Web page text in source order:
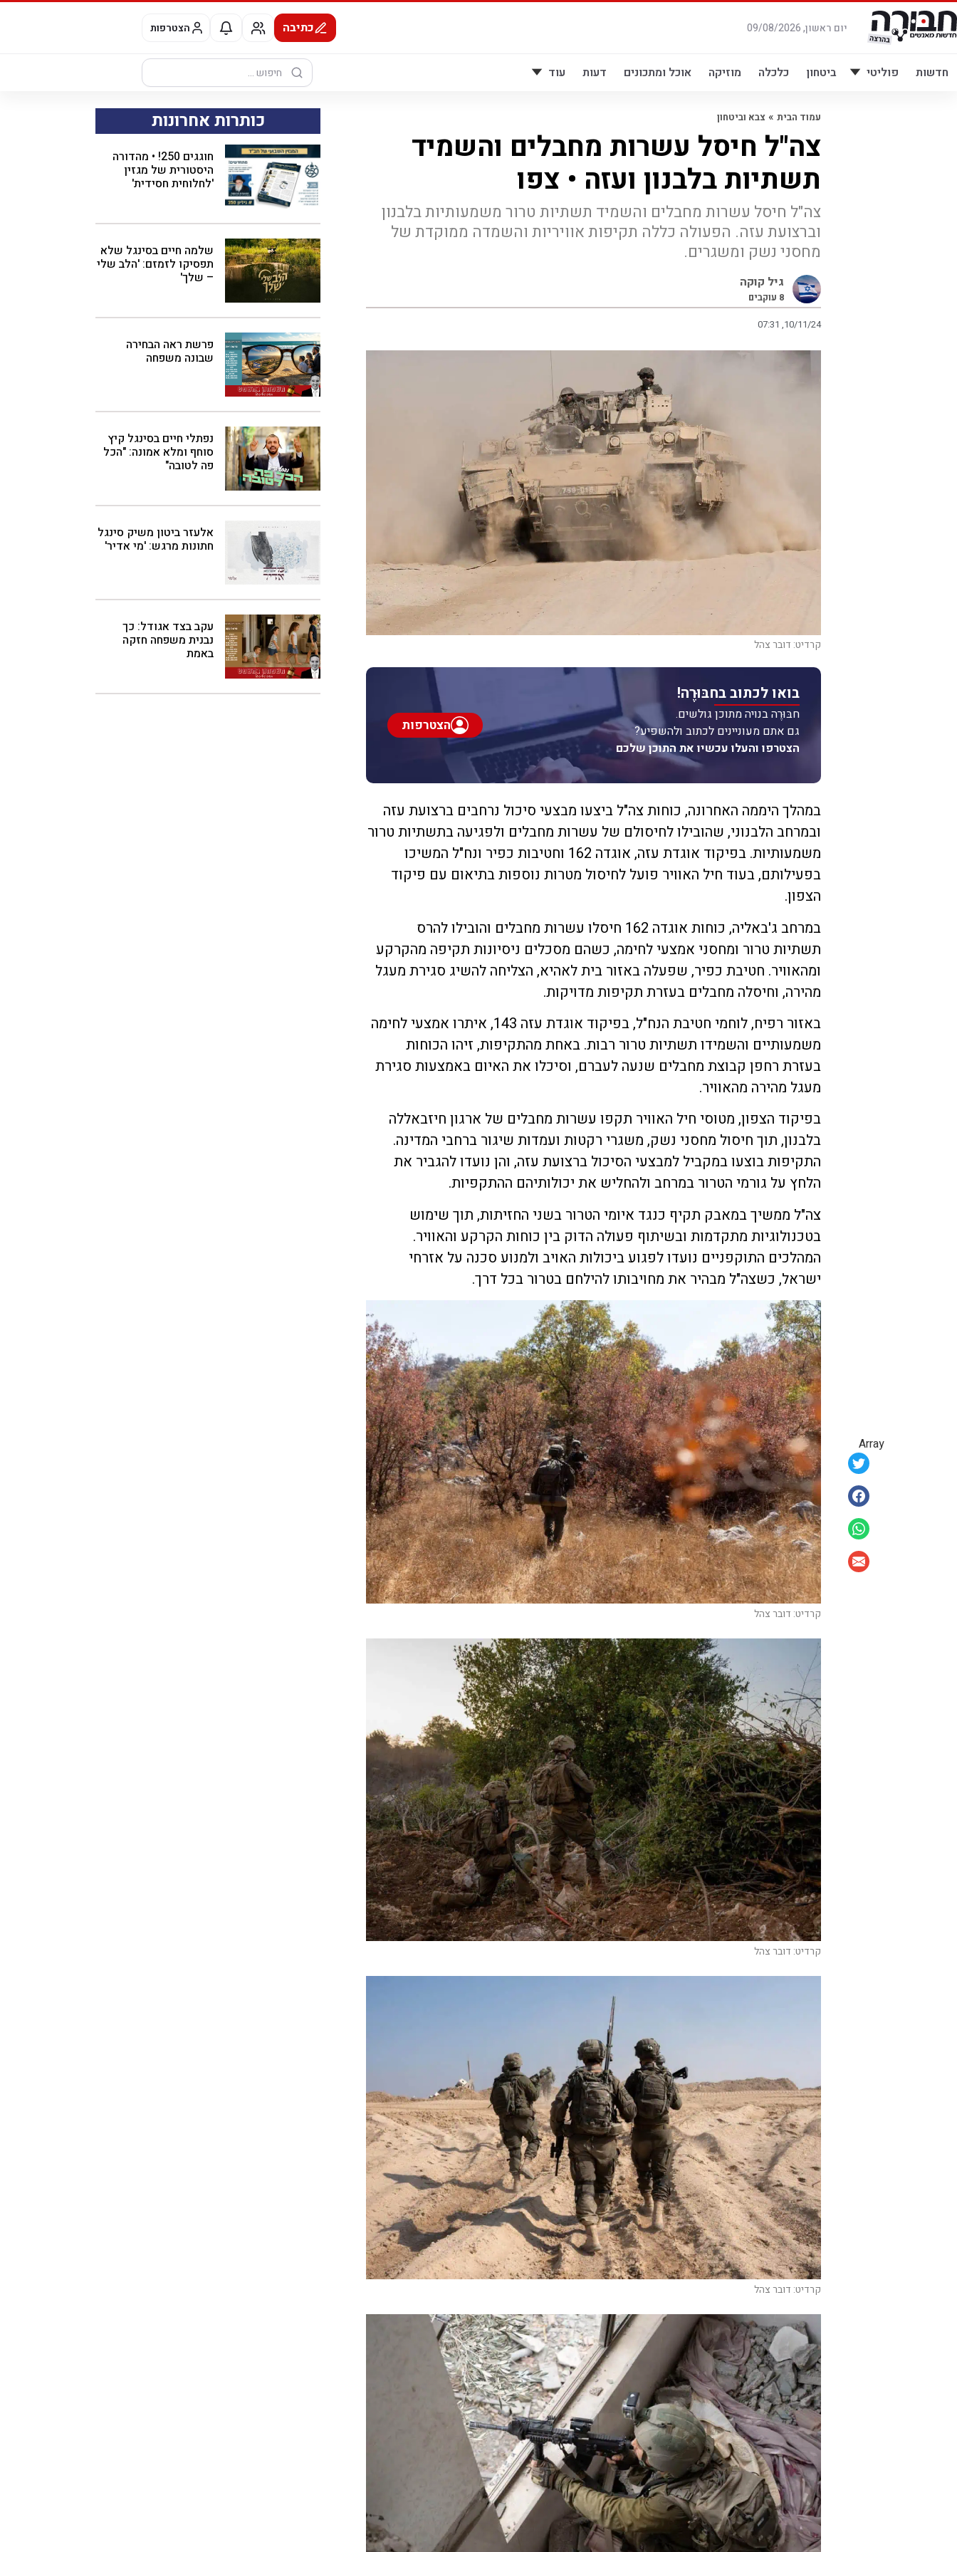
דלג
לתוכן
יום ראשון, 09/08/2026 כתיבה הצטרפות
חדשות פוליטי ביטחון כלכלה מוזיקה אוכל ומתכונים דעות עוד
חיפוש:
Array
עמוד הבית » צבא וביטחון
צה"ל חיסל עשרות מחבלים והשמיד
תשתיות בלבנון ועזה • צפו
צה"ל חיסל עשרות מחבלים והשמיד תשתיות טרור משמעותיות בלבנון
וברצועת עזה. הפעולה כללה תקיפות אוויריות והשמדה ממוקדת של
מחסני נשק ומשגרים.
גיל קוקה
8 עוקבים
07:31 ,10/11/24
קרדיט: דובר צהל
בואו לכתוב בחבּוּרֶה!
חבּוּרֶה בנויה מתוכן גולשים.
גם אתם מעוניינים לכתוב ולהשפיע?
הצטרפו והעלו עכשיו את התוכן שלכם
הצטרפות
במהלך היממה האחרונה, כוחות צה"ל ביצעו מבצעי סיכול נרחבים ברצועת עזה
ובמרחב הלבנוני, שהובילו לחיסולם של עשרות מחבלים ולפגיעה בתשתיות טרור
משמעותיות. בפיקוד אוגדת עזה, אוגדה 162 וחטיבות כפיר ונח"ל המשיכו
בפעילותם, בעוד חיל האוויר פועל לחיסול מטרות נוספות בתיאום עם פיקוד
הצפון.
במרחב ג'באליה, כוחות אוגדה 162 חיסלו עשרות מחבלים והובילו להרס
תשתיות טרור ומחסני אמצעי לחימה, כשהם מסכלים ניסיונות תקיפה מהקרקע
ומהאוויר. חטיבת כפיר, שפעלה באזור בית לאהיא, הצליחה להשיג סגירת מעגל
מהירה, וחיסלה מחבלים בעזרת תקיפות מדויקות.
באזור רפיח, לוחמי חטיבת הנח"ל, בפיקוד אוגדת עזה 143, איתרו אמצעי לחימה
משמעותיים והשמידו תשתיות טרור רבות. באחת מהתקיפות, זיהו הכוחות
בעזרת רחפן קבוצת מחבלים שנעה לעברם, וסיכלו את האיום באמצעות סגירת
מעגל מהירה מהאוויר.
בפיקוד הצפון, מטוסי חיל האוויר תקפו עשרות מחבלים של ארגון חיזבאללה
בלבנון, תוך חיסול מחסני נשק, משגרי רקטות ועמדות שיגור ברחבי המדינה.
התקיפות בוצעו במקביל למבצעי הסיכול ברצועת עזה, והן נועדו להגביר את
הלחץ על גורמי הטרור במרחב ולהחליש את יכולותיהם ההתקפיות.
צה"ל ממשיך במאבק תקיף כנגד איומי הטרור בשני החזיתות, תוך שימוש
בטכנולוגיות מתקדמות ובשיתוף פעולה הדוק בין כוחות הקרקע והאוויר.
המהלכים התוקפניים נועדו לפגוע ביכולות האויב ולמנוע סכנה על אזרחי
ישראל, כשצה"ל מבהיר את מחויבותו להילחם בטרור בכל דרך.
קרדיט: דובר צהל
קרדיט: דובר צהל
קרדיט: דובר צהל
כותרות אחרונות
חוגגים 250! • מהדורה
היסטורית של מגזין
'לחלוחית חסידית'
שלמה חיים בסינגל שלא
תפסיקו לזמזם: 'הלב שלי
– שלך'
פרשת ראה הבחירה
שבונה משפחה
נפתלי חיים בסינגל קיץ
סוחף ומלא אמונה: "הכל
פה לטובה"
אלעזר ביטון משיק סינגל
חתונות מרגש: 'מי אדיר'
עקב בצד אגודל: כך
נבנית משפחה חזקה
באמת